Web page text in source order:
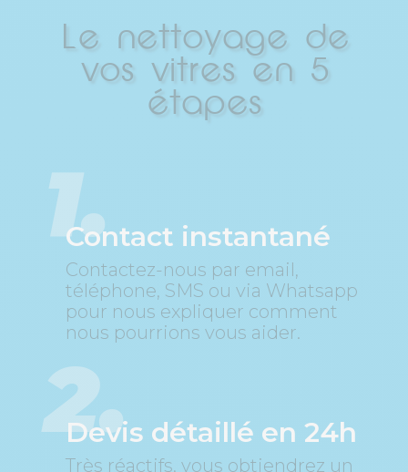
Le nettoyage de
vos vitres en 5
étapes
1.
Contact instantané
Contactez-nous par email,
téléphone, SMS ou via Whatsapp
pour nous expliquer comment
nous pourrions vous aider.
2.
Devis détaillé en 24h
Très réactifs, vous obtiendrez un